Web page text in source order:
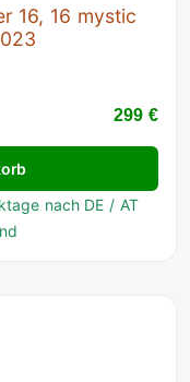
16, 16 mystic
299 €
nach DE / AT